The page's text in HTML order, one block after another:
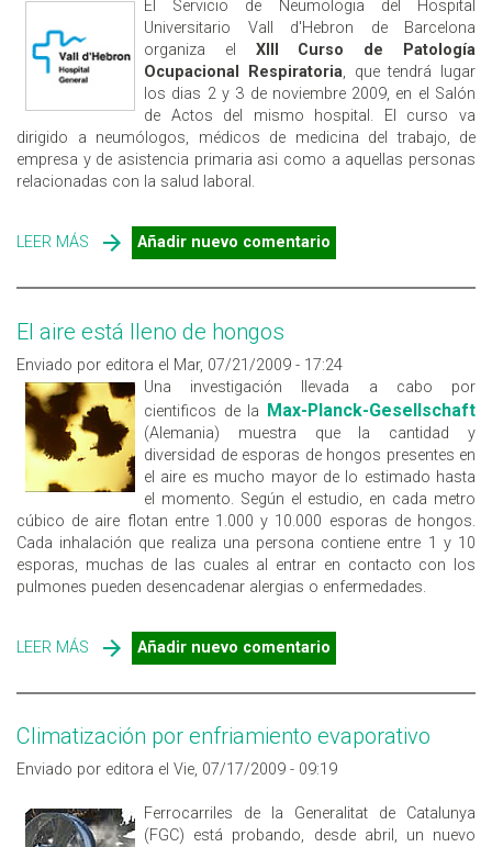
El Servicio de Neumologia del Hospital
Universitario Vall d'Hebron de Barcelona
organiza el XIII Curso de Patología
Ocupacional Respiratoria, que tendrá lugar
los dias 2 y 3 de noviembre 2009, en el Salón
de Actos del mismo hospital. El curso va
dirigido a neumólogos, médicos de medicina del trabajo, de
empresa y de asistencia primaria asi como a aquellas personas
relacionadas con la salud laboral.
LEER MÁS SOBRE XIII CURSO DE PATOLOGÍA OCUPACIONAL
RESPIRATORIA
Añadir nuevo comentario
El aire está lleno de hongos
Enviado por editora el Mar, 07/21/2009 - 17:24
Una investigación llevada a cabo por
cientificos de la Max-Planck-Gesellschaft
(Alemania) muestra que la cantidad y
diversidad de esporas de hongos presentes en
el aire es mucho mayor de lo estimado hasta
el momento. Según el estudio, en cada metro
cúbico de aire flotan entre 1.000 y 10.000 esporas de hongos.
Cada inhalación que realiza una persona contiene entre 1 y 10
esporas, muchas de las cuales al entrar en contacto con los
pulmones pueden desencadenar alergias o enfermedades.
LEER MÁS SOBRE EL AIRE ESTÁ LLENO DE HONGOS
Añadir nuevo comentario
Climatización por enfriamiento evaporativo
Enviado por editora el Vie, 07/17/2009 - 09:19
Ferrocarriles de la Generalitat de Catalunya
(FGC) está probando, desde abril, un nuevo